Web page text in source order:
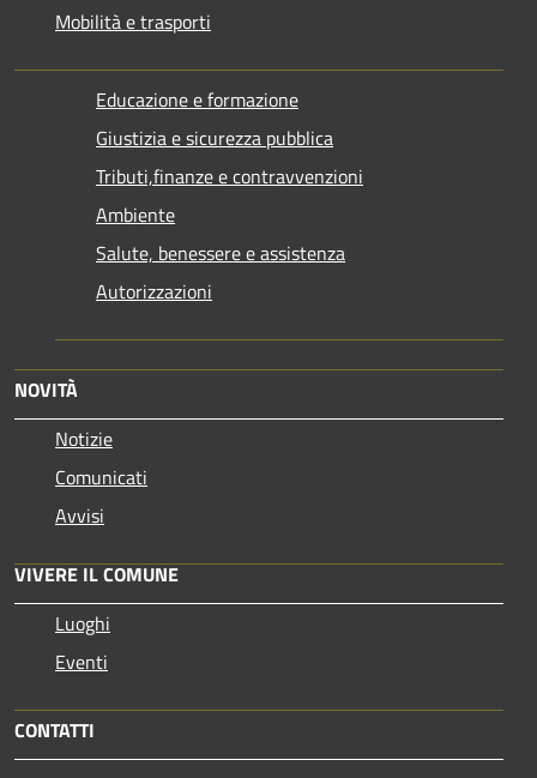
Mobilità e trasporti
Educazione e formazione
Giustizia e sicurezza pubblica
Tributi,finanze e contravvenzioni
Ambiente
Salute, benessere e assistenza
Autorizzazioni
NOVITÀ
Notizie
Comunicati
Avvisi
VIVERE IL COMUNE
Luoghi
Eventi
CONTATTI